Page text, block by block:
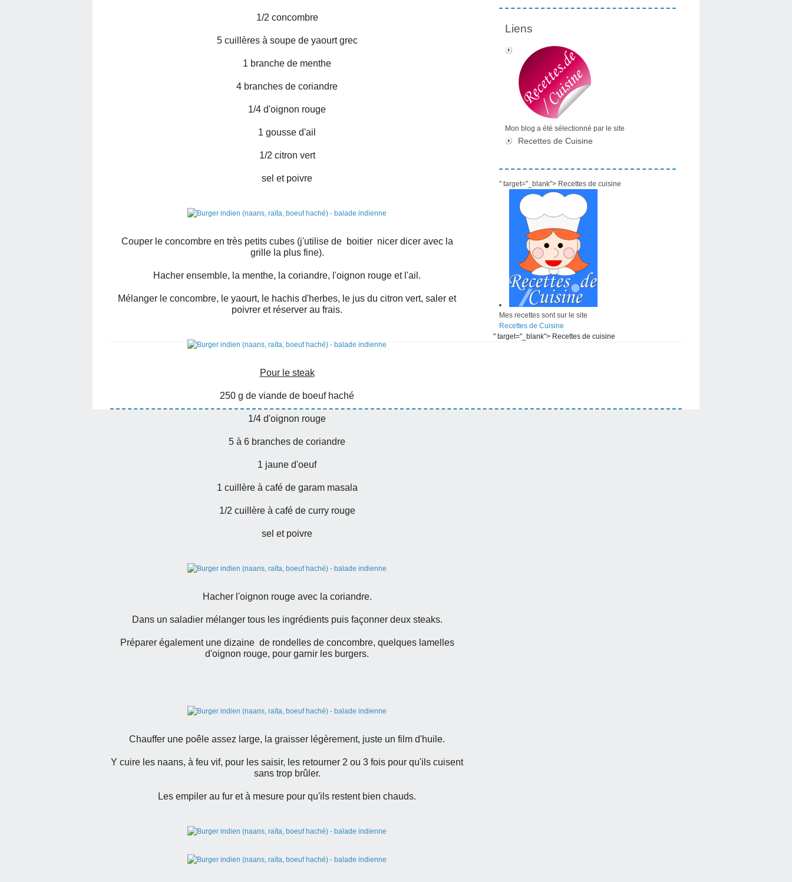
1/2 concombre
5 cuillères à soupe de yaourt grec
1 branche de menthe
4 branches de coriandre
1/4 d'oignon rouge
1 gousse d'ail
1/2 citron vert
sel et poivre
Couper le concombre en très petits cubes (j'utilise de boitier nicer dicer avec la
grille la plus fine).
Hacher ensemble, la menthe, la coriandre, l'oignon rouge et l'ail.
Mélanger le concombre, le yaourt, le hachis d'herbes, le jus du citron vert, saler et
poivrer et réserver au frais.
Pour le steak
250 g de viande de boeuf haché
1/4 d'oignon rouge
5 à 6 branches de coriandre
1 jaune d'oeuf
1 cuillère à café de garam masala
1/2 cuillère à café de curry rouge
sel et poivre
Hacher l'oignon rouge avec la coriandre.
Dans un saladier mélanger tous les ingrédients puis façonner deux steaks.
Préparer également une dizaine de rondelles de concombre, quelques lamelles
d'oignon rouge, pour garnir les burgers.
Chauffer une poêle assez large, la graisser légèrement, juste un film d'huile.
Y cuire les naans, à feu vif, pour les saisir, les retourner 2 ou 3 fois pour qu'ils cuisent
sans trop brûler.
Les empiler au fur et à mesure pour qu'ils restent bien chauds.
Liens
Mon blog a été sélectionné par le site
Recettes de Cuisine
" target="_blank"> Recettes de cuisine
Mes recettes sont sur le site
Recettes de Cuisine
" target="_blank"> Recettes de cuisine